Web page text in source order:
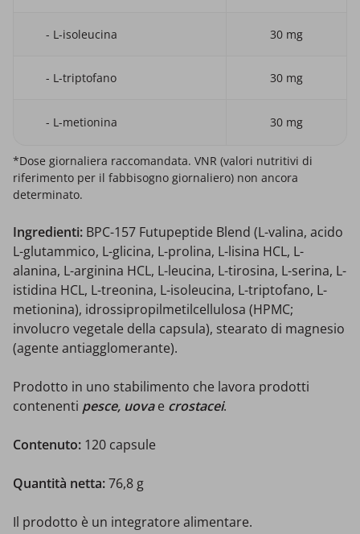
- L-isoleucina 30 mg
- L-triptofano 30 mg
- L-metionina 30 mg
*Dose giornaliera raccomandata. VNR (valori nutritivi di
riferimento per il fabbisogno giornaliero) non ancora
determinato.
Ingredienti: BPC-157 Futupeptide Blend (L-valina, acido
L-glutammico, L-glicina, L-prolina, L-lisina HCL, L-
alanina, L-arginina HCL, L-leucina, L-tirosina, L-serina, L-
istidina HCL, L-treonina, L-isoleucina, L-triptofano, L-
metionina), idrossipropilmetilcellulosa (HPMC;
involucro vegetale della capsula), stearato di magnesio
(agente antiagglomerante).
Prodotto in uno stabilimento che lavora prodotti
contenenti pesce, uovae crostacei.
Contenuto: 120 capsule
Quantità netta:76,8 g
Il prodotto è un integratore alimentare.